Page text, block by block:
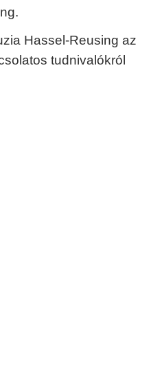
Hassel-Reusing az
tudnivalókról